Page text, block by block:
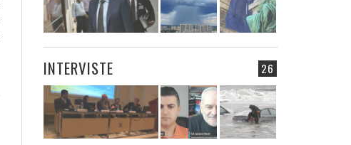
26
INTERVISTE